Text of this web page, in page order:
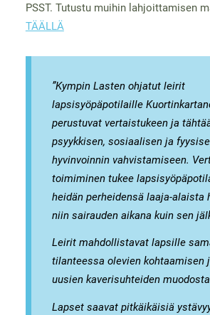
PSST. Tutustu muihin lahjoittamisen
TÄÄLLÄ
”Kympin Lasten ohjatut leirit
lapsisyöpäpotilaille
perustuvat vertaistukeen ja
psyykkisen, sosiaalisen ja
hyvinvoinnin vahvistamiseen.
toimiminen tukee
heidän perheidensä laaja-alaista
niin sairauden aikana kuin sen
Leirit mahdollistavat lapsille
tilanteessa olevien kohtaamisen
uusien kaverisuhteiden
Lapset saavat pitkäikäisiä